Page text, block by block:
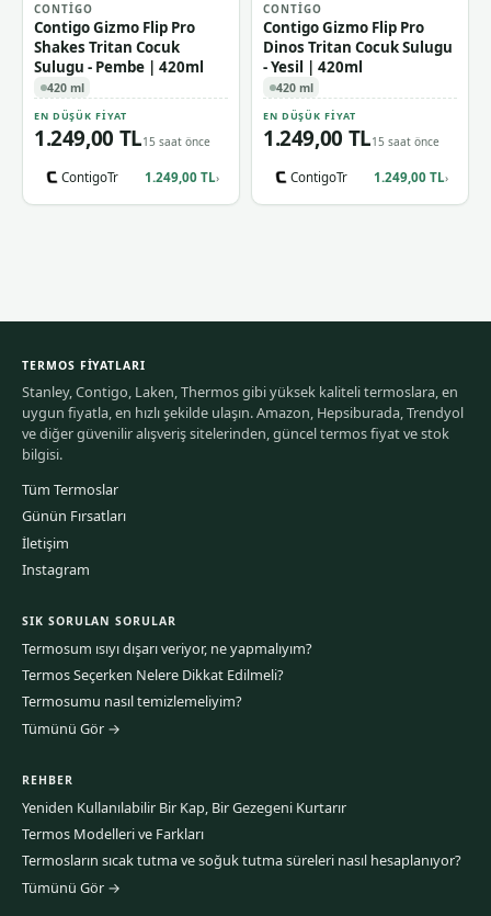
CONTIGO
Contigo Gizmo Flip Pro
Shakes Tritan Cocuk
Sulugu - Pembe | 420ml
420 ml
EN DÜŞÜK FIYAT
1.249,00 TL15 saat önce
ContigoTr 1.249,00 TL›
CONTIGO
Contigo Gizmo Flip Pro
Dinos Tritan Cocuk Sulugu
- Yesil | 420ml
420 ml
EN DÜŞÜK FIYAT
1.249,00 TL15 saat önce
ContigoTr 1.249,00 TL›
TERMOS FIYATLARI
Stanley, Contigo, Laken, Thermos gibi yüksek kaliteli termoslara, en
uygun fiyatla, en hızlı şekilde ulaşın. Amazon, Hepsiburada, Trendyol
ve diğer güvenilir alışveriş sitelerinden, güncel termos fiyat ve stok
bilgisi.
Tüm Termoslar
Günün Fırsatları
İletişim
Instagram
SIK SORULAN SORULAR
Termosum ısıyı dışarı veriyor, ne yapmalıyım?
Termos Seçerken Nelere Dikkat Edilmeli?
Termosumu nasıl temizlemeliyim?
Tümünü Gör →
REHBER
Yeniden Kullanılabilir Bir Kap, Bir Gezegeni Kurtarır
Termos Modelleri ve Farkları
Termosların sıcak tutma ve soğuk tutma süreleri nasıl hesaplanıyor?
Tümünü Gör →